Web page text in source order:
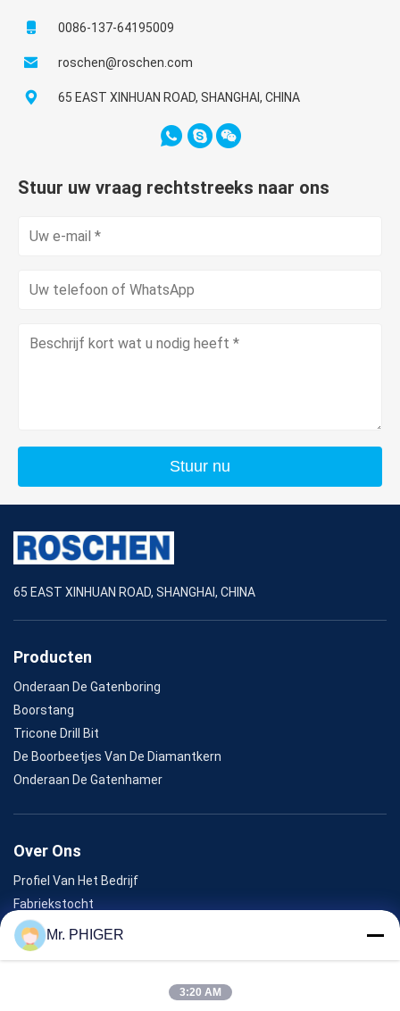
0086-137-64195009
roschen@roschen.com
65 EAST XINHUAN ROAD, SHANGHAI, CHINA
Stuur uw vraag rechtstreeks naar ons
Stuur nu
65 EAST XINHUAN ROAD, SHANGHAI, CHINA
Producten
Onderaan De Gatenboring
Boorstang
Tricone Drill Bit
De Boorbeetjes Van De Diamantkern
Onderaan De Gatenhamer
Over Ons
Profiel Van Het Bedrijf
Fabriekstocht
Kwaliteitscontrole
Sitemap
Mr. PHIGER
3:20 AM